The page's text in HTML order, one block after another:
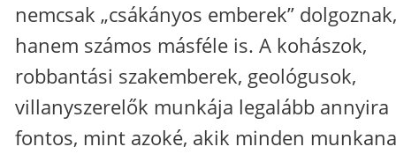
nemcsak „csákányos emberek” dolgoznak,
hanem számos másféle is. A kohászok,
robbantási szakemberek, geológusok,
villanyszerelők munkája legalább annyira
fontos, mint azoké, akik minden